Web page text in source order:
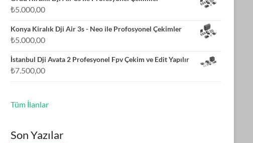
₺5.000,00
Konya Kiralık Dji Air 3s - Neo ile Profosyonel Çekimler
₺5.000,00
İstanbul Dji Avata 2 Profesyonel Fpv Çekim ve Edit Yapılır
₺7.500,00
Tüm İlanlar
Son Yazılar